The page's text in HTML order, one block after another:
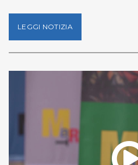
LEGGI NOTIZIA